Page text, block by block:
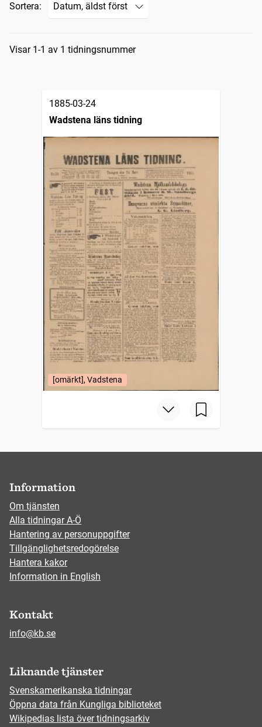
Sortera:
Sökresultat
Visar 1-1 av 1 tidningsnummer
1885-03-24
Wadstena läns tidning
[omärkt], Vadstena
Information
Om tjänsten
Alla tidningar A-Ö
Hantering av personuppgifter
Tillgänglighetsredogörelse
Hantera kakor
Information in English
Kontakt
info@kb.se
Liknande tjänster
Svenskamerikanska tidningar
Öppna data från Kungliga biblioteket
Wikipedias lista över tidningsarkiv